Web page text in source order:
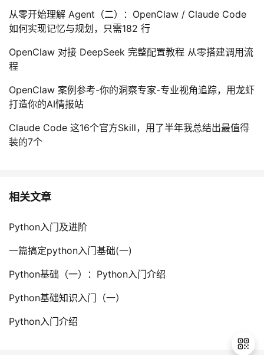
从零开始理解 Agent（二）：OpenClaw / Claude Code
如何实现记忆与规划，只需182 行
OpenClaw 对接 DeepSeek 完整配置教程 从零搭建调用流
程
OpenClaw 案例参考-你的洞察专家-专业视角追踪，用龙虾
打造你的AI情报站
Claude Code 这16个官方Skill，用了半年我总结出最值得
装的7个
相关文章
Python入门及进阶
一篇搞定python入门基础(一)
Python基础（一）：Python入门介绍
Python基础知识入门（一）
Python入门介绍